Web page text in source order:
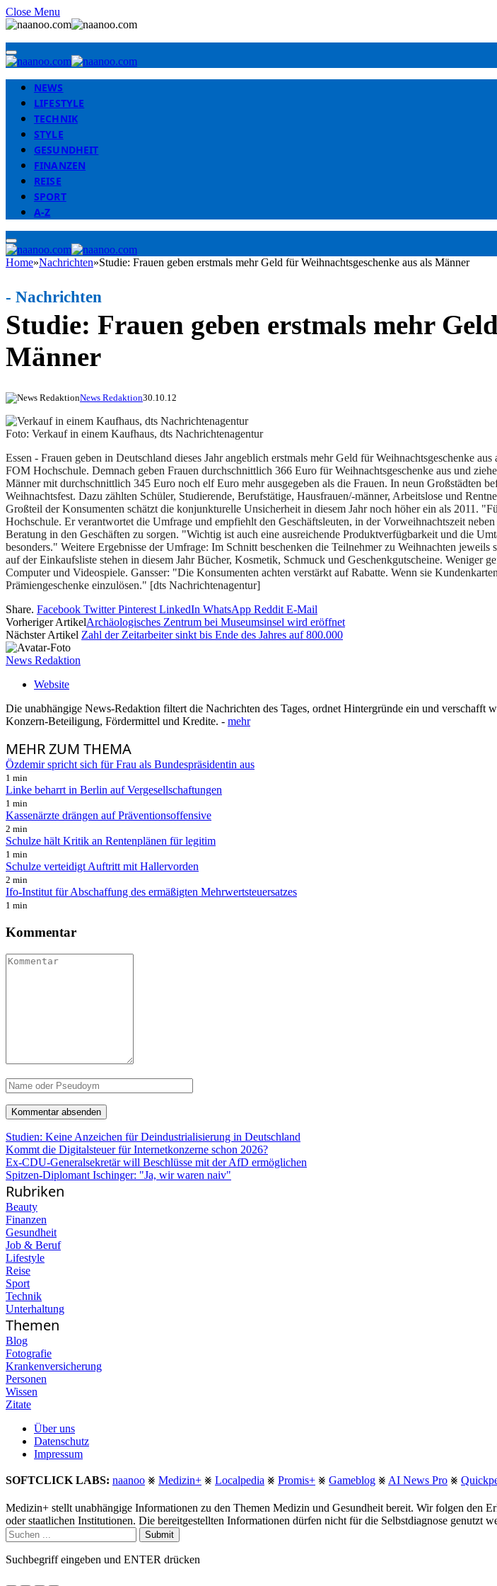
Close Menu
NEWS
LIFESTYLE
TECHNIK
STYLE
GESUNDHEIT
FINANZEN
REISE
SPORT
A-Z
Home»Nachrichten»Studie: Frauen geben erstmals mehr Geld für Weihnachtsgeschenke aus als Männer
Studie: Frauen geben erstmals mehr
Männer
- Nachrichten
News Redaktion30.10.12
Foto: Verkauf in einem Kaufhaus, dts Nachrichtenagentur
Essen - Frauen geben in Deutschland dieses Jahr angeblich erstmals mehr Geld für Weihnachtsgeschenke
FOM Hochschule. Demnach geben Frauen durchschnittlich 366 Euro für Weihnachtsgeschenke aus und
Männer mit durchschnittlich 345 Euro noch elf Euro mehr ausgegeben als die Frauen. In neun Großstädten
Weihnachtsfest. Dazu zählten Schüler, Studierende, Berufstätige, Hausfrauen/-männer, Arbeitslose und
Großteil der Konsumenten schätzt die konjunkturelle Unsicherheit in diesem Jahr noch höher ein als 2011.
Hochschule. Er verantwortet die Umfrage und empfiehlt den Geschäftsleuten, in der Vorweihnachtszeit
Beratung in den Geschäften zu sorgen. "Wichtig ist auch eine ausreichende Produktverfügbarkeit und die
besonders." Weitere Ergebnisse der Umfrage: Im Schnitt beschenken die Teilnehmer zu Weihnachten
auf der Einkaufsliste stehen in diesem Jahr Bücher, Kosmetik, Schmuck und Geschenkgutscheine. Weniger
Computer und Videospiele. Gansser: "Die Konsumenten achten verstärkt auf Rabatte. Wenn sie
Prämiengeschenke einzulösen." [dts Nachrichtenagentur]
Share. Facebook Twitter Pinterest LinkedIn WhatsApp Reddit E-Mail
Vorheriger ArtikelArchäologisches Zentrum bei Museumsinsel wird eröffnet
Nächster Artikel Zahl der Zeitarbeiter sinkt bis Ende des Jahres auf 800.000
News Redaktion
Website
Die unabhängige News-Redaktion filtert die Nachrichten des Tages, ordnet Hintergründe ein und
Konzern-Beteiligung, Fördermittel und Kredite. - mehr
MEHRZUM THEMA
Özdemir spricht sich für Frau als Bundespräsidentin aus
1 min
Linke beharrt in Berlin auf Vergesellschaftungen
1 min
Kassenärzte drängen auf Präventionsoffensive
2 min
Schulze hält Kritik an Rentenplänen für legitim
1 min
Schulze verteidigt Auftritt mit Hallervorden
2 min
Ifo-Institut für Abschaffung des ermäßigten Mehrwertsteuersatzes
1 min
Kommentar
Studien: Keine Anzeichen für Deindustrialisierung in Deutschland
Kommt die Digitalsteuer für Internetkonzerne schon 2026?
Ex-CDU-Generalsekretär will Beschlüsse mit der AfD ermöglichen
Spitzen-Diplomant Ischinger: "Ja, wir waren naiv"
Rubriken
Beauty
Finanzen
Gesundheit
Job & Beruf
Lifestyle
Reise
Sport
Technik
Unterhaltung
Themen
Blog
Fotografie
Krankenversicherung
Personen
Wissen
Zitate
Über uns
Datenschutz
Impressum
SOFTCLICK LABS: naanoo ⨳ Medizin+ ⨳ Localpedia ⨳ Promis+ ⨳ Gameblog ⨳ AI News Pro ⨳
Medizin+ stellt unabhängige Informationen zu den Themen Medizin und Gesundheit bereit. Wir folgen den
oder staatlichen Institutionen. Die bereitgestellten Informationen dürfen nicht für die Selbstdiagnose genutzt
Submit
Suchbegriff eingeben und ENTER drücken